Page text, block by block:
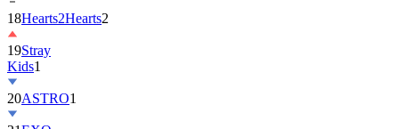
19Stray
Kids
20ASTRO
21EXO